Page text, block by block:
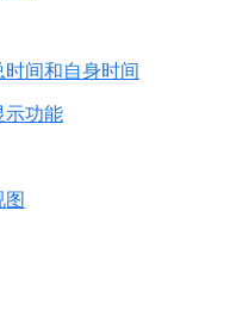
时间和自身时间
示功能
图